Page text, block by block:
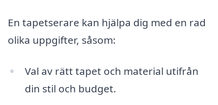
En tapetserare kan hjälpa dig med en rad
olika uppgifter, såsom:
Val av rätt tapet och material utifrån
din stil och budget.